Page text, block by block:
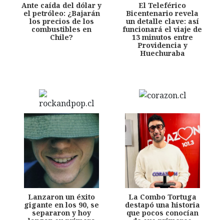
Ante caída del dólar y
el petróleo: ¿Bajarán
los precios de los
combustibles en
Chile?
El Teleférico
Bicentenario revela
un detalle clave: así
funcionará el viaje de
13 minutos entre
Providencia y
Huechuraba
Lanzaron un éxito
gigante en los 90, se
separaron y hoy
La Combo Tortuga
destapó una historia
que pocos conocían